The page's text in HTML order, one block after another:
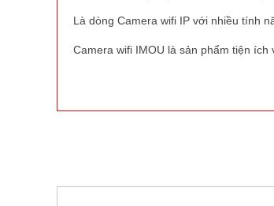
Là dòng Camera wifi IP với nhiều tính
Camera wifi IMOU là sản phẩm tiện